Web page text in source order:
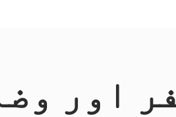
اور